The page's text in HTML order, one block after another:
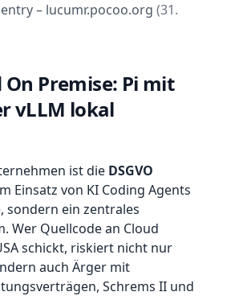
– lucumr.pocoo.org (31.
On Premise: Pi mit
vLLM lokal
ist die DSGVO
Einsatz von KI Coding Agents
sondern ein zentrales
Wer Quellcode an Cloud
schickt, riskiert nicht nur
auch Ärger mit
Schrems II und